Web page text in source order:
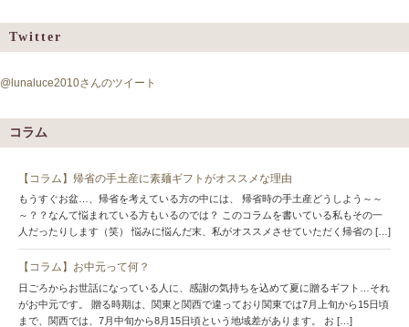
Twitter
@lunaluce2010さんのツイート
コラム
【コラム】帰省の手土産に素麺ギフトがオススメな理由
もうすぐお盆…、帰省を考えている方の中には、 帰省時の手土産どうしよう～～
～？？なんて悩まれている方もいるのでは？ このコラムを書いている私もその一
人だったりします（笑） 悩みに悩んだ末、私がオススメさせていただく帰省の […]
【コラム】お中元って何？
日ごろからお世話になっている人に、感謝の気持ちを込めて夏に贈るギフト…それ
がお中元です。 贈る時期は、関東と関西で違っており関東では7月上旬から15日頃
まで、関西では、7月中旬から8月15日頃という地域差があります。 お […]